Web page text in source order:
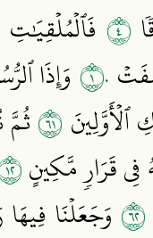
٤
١٠ وَإِذَا
ٱلۡأَوَّلِينَ ١٦ثُمَّ
قَرَارٖ مَّكِينٍ
٢٦ وَجَعَلۡنَا